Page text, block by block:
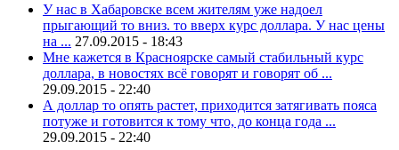
У нас в Хабаровске всем жителям уже надоел
прыгающий то вниз. то вверх курс доллара. У нас цены
на ... 27.09.2015 - 18:43
Мне кажется в Красноярске самый стабильный курс
доллара, в новостях всё говорят и говорят об ...
29.09.2015 - 22:40
А доллар то опять растет, приходится затягивать пояса
потуже и готовится к тому что, до конца года ...
29.09.2015 - 22:40